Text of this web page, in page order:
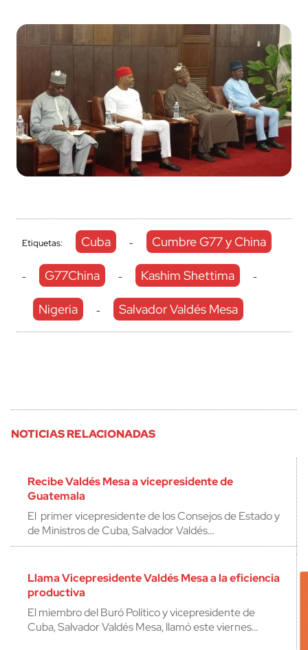
Etiquetas: Cuba - Cumbre G77 y China
- G77China - Kashim Shettima -
Nigeria - Salvador Valdés Mesa
NOTICIAS RELACIONADAS
Recibe Valdés Mesa a vicepresidente de
Guatemala
El primer vicepresidente de los Consejos de Estado y
de Ministros de Cuba, Salvador Valdés…
Llama Vicepresidente Valdés Mesa a la eficiencia
productiva
El miembro del Buró Político y vicepresidente de
Cuba, Salvador Valdés Mesa, llamó este viernes…